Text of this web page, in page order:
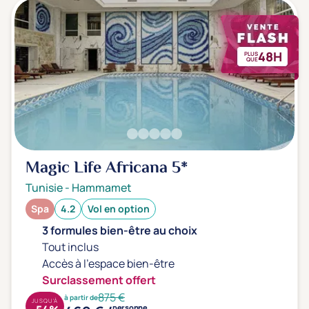
3 étoiles ***
(0)
Note de nos clients
D'après notre partenaire Avis-Vérifiés
Parfait: 4.5+
(4)
Excellent: 4+
(12)
(15)
Envie de
Bord de mer
Ville
Montagne
Campagne
PLUS
QUE48H
Magic Life Africana 5*
Tunisie- Hammamet
Spa 4.2 Vol en option
3 formules bien-être au choix
Tout inclus
Accès à l'espace bien-être
Surclassement offert
à partir de875 €
JUSQU'À